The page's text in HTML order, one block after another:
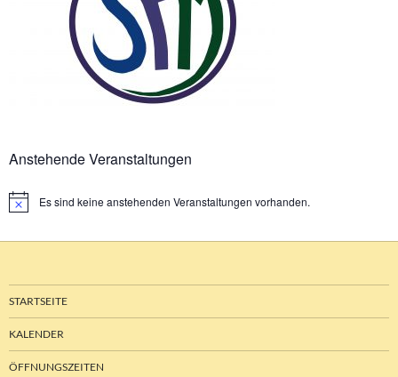
Anstehende Veranstaltungen
HinweisEs sind keine anstehenden Veranstaltungen vorhanden.
STARTSEITE
KALENDER
ÖFFNUNGSZEITEN